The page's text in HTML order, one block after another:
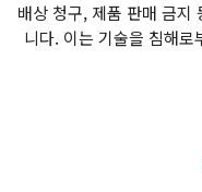
배상 청구, 제품 판매 금지
니다. 이는 기술을 침해로